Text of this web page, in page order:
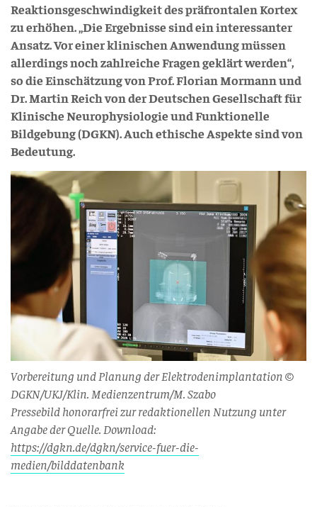
Reaktionsgeschwindigkeit des präfrontalen Kortex
zu erhöhen. „Die Ergebnisse sind ein interessanter
Ansatz. Vor einer klinischen Anwendung müssen
allerdings noch zahlreiche Fragen geklärt werden“,
so die Einschätzung von Prof. Florian Mormann und
Dr. Martin Reich von der Deutschen Gesellschaft für
Klinische Neurophysiologie und Funktionelle
Bildgebung (DGKN). Auch ethische Aspekte sind von
Bedeutung.
Vorbereitung und Planung der Elektrodenimplantation ©
DGKN/UKJ/Klin. Medienzentrum/M. Szabo
Pressebild honorarfrei zur redaktionellen Nutzung unter
Angabe der Quelle. Download:
https://dgkn.de/dgkn/service-fuer-die-
medien/bilddatenbank